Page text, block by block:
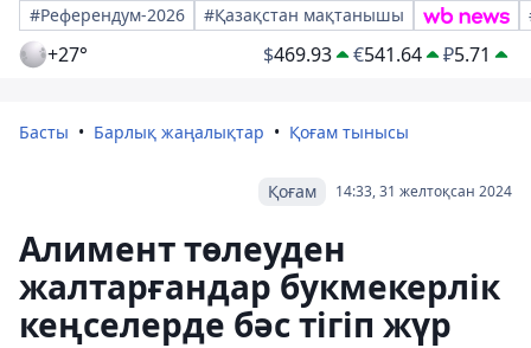
#Референдум-2026
#Қазақстан мақтанышы
+27° $469.93 €541.64 ₽5.71
Басты Барлық жаңалықтар Қоғам тынысы
14:33, 31 желтоқсан 2024
Қоғам
Алимент төлеуден
жалтарғандар букмекерлік
кеңселерде бәс тігіп жүр